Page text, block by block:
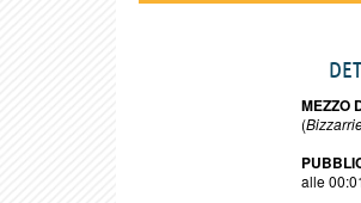
MEZZO
(
alle